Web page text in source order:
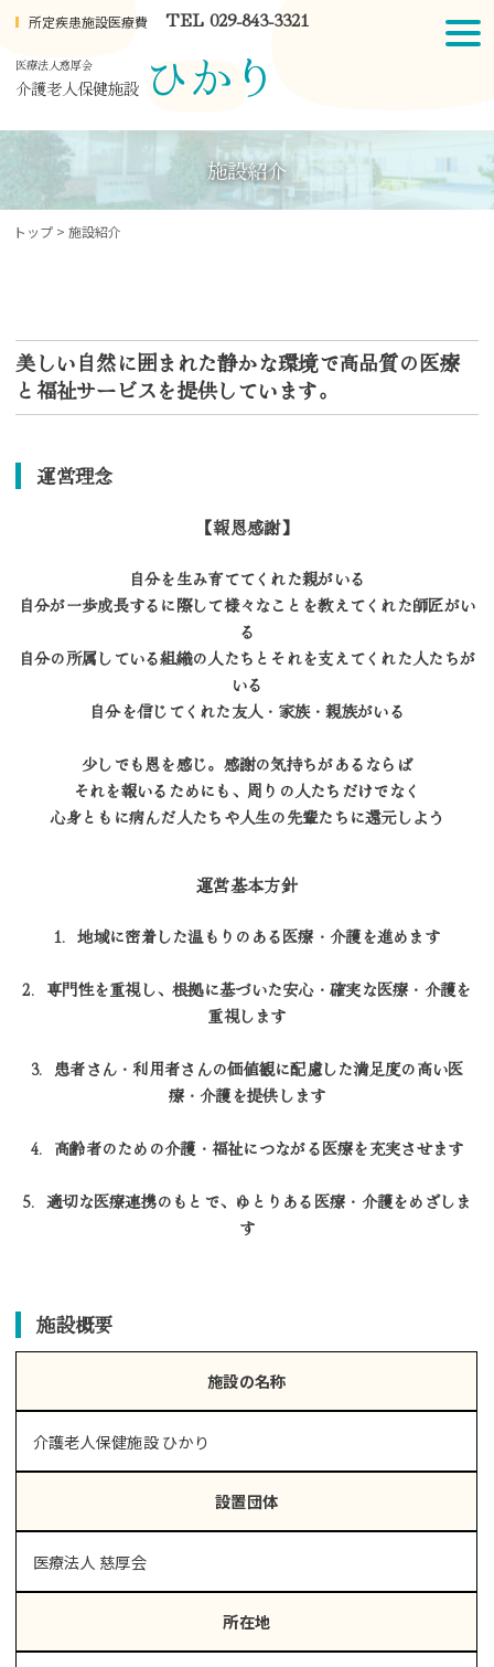
to
医療法人慈厚会
介護老人保健施設 ひかり
所定疾患施設医療費 TEL 029-843-3321
施設紹介
トップ >施設紹介
美しい自然に囲まれた静かな環境で高品質の医療
と福祉サービスを提供しています。
運営理念
【報恩感謝】
自分を生み育ててくれた親がいる
自分が一歩成長するに際して様々なことを教えてくれた師匠がい
る
自分の所属している組織の人たちとそれを支えてくれた人たちが
いる
自分を信じてくれた友人・家族・親族がいる
少しでも恩を感じ。感謝の気持ちがあるならば
それを報いるためにも、周りの人たちだけでなく
心身ともに病んだ人たちや人生の先輩たちに還元しよう
運営基本方針
1．地域に密着した温もりのある医療・介護を進めます
2．専門性を重視し、根拠に基づいた安心・確実な医療・介護を
重視します
3．患者さん・利用者さんの価値観に配慮した満足度の高い医
療・介護を提供します
4．高齢者のための介護・福祉につながる医療を充実させます
5．適切な医療連携のもとで、ゆとりある医療・介護をめざしま
す
施設概要
施設の名称
介護老人保健施設 ひかり
設置団体
医療法人 慈厚会
所在地